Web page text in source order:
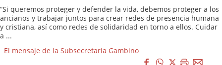
“Si queremos proteger y defender la vida, debemos proteger a los
ancianos y trabajar juntos para crear redes de presencia humana
y cristiana, así como redes de solidaridad en torno a ellos. Cuidar
a ...
El mensaje de la Subsecretaria Gambino